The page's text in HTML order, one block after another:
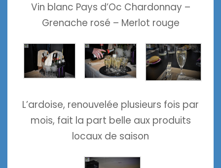
Vin blanc Pays d’Oc Chardonnay –
Grenache rosé – Merlot rouge
L’ardoise, renouvelée plusieurs fois par
mois, fait la part belle aux produits
locaux de saison